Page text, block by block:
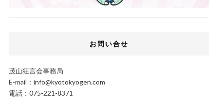
お問い合せ
茂山狂言会事務局
E-mail： info@kyotokyogen.com
電話： 075-221-8371